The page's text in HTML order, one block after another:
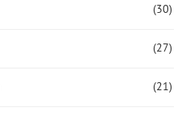
(30)
(27)
(21)